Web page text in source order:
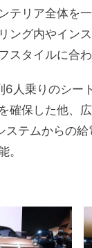
テリア全体を
ング内やイン
スタイルに合
6人乗りのシー
確保した他、
ステムからの
。